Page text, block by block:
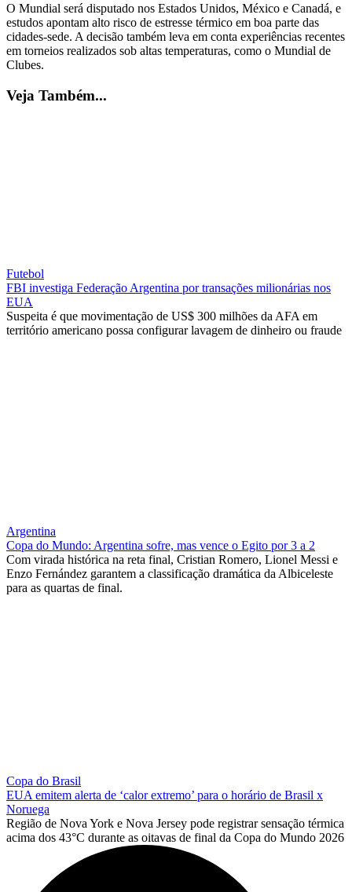
O Mundial será disputado nos Estados Unidos, México e Canadá, e
estudos apontam alto risco de estresse térmico em boa parte das
cidades-sede. A decisão também leva em conta experiências recentes
em torneios realizados sob altas temperaturas, como o Mundial de
Clubes.
Veja Também...
Futebol
FBI investiga Federação Argentina por transações milionárias nos
EUA
Suspeita é que movimentação de US$ 300 milhões da AFA em
território americano possa configurar lavagem de dinheiro ou fraude
Argentina
Copa do Mundo: Argentina sofre, mas vence o Egito por 3 a 2
Com virada histórica na reta final, Cristian Romero, Lionel Messi e
Enzo Fernández garantem a classificação dramática da Albiceleste
para as quartas de final.
Copa do Brasil
EUA emitem alerta de ‘calor extremo’ para o horário de Brasil x
Noruega
Região de Nova York e Nova Jersey pode registrar sensação térmica
acima dos 43°C durante as oitavas de final da Copa do Mundo 2026